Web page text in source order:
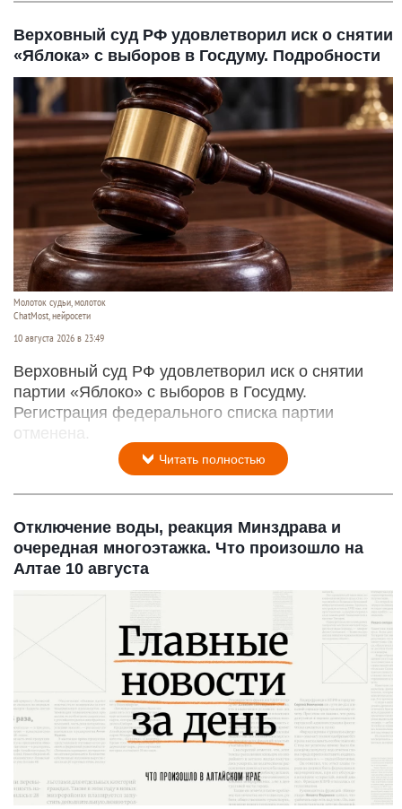
Верховный суд РФ удовлетворил иск о снятии
«Яблока» с выборов в Госдуму. Подробности
Молоток судьи, молоток
ChatMost, нейросети
10 августа 2026 в 23:49
Верховный суд РФ удовлетворил иск о снятии
партии «Яблоко» с выборов в Госудму.
Регистрация федерального списка партии
отменена.
Читать полностью
Отключение воды, реакция Минздрава и
очередная многоэтажка. Что произошло на
Алтае 10 августа